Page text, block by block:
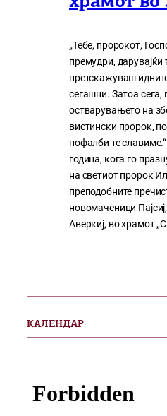
„Тебе, пророкот,
премудри, дарувајќи
претскажуваш
сегашни. Затоа сега,
остварувањето на
вистински пророк,
пофалби те
година, кога го
на светиот пророк
преподобните
новомаченици
Аверкиј, во храмот
КАЛЕНДАР